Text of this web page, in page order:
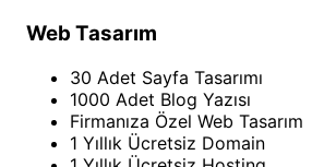
Web Tasarım
30 Adet Sayfa Tasarımı
1000 Adet Blog Yazısı
Firmanıza Özel Web Tasarım
1 Yıllık Ücretsiz Domain